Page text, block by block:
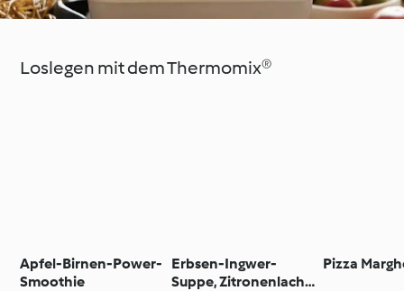
Loslegen mit dem Thermomix®
Apfel-Birnen-Power-
Smoothie
Erbsen-Ingwer-
Suppe, Zitronenlachs
Pizza